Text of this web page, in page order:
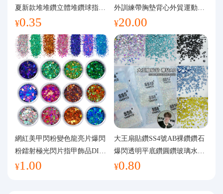
夏新款堆堆鑽立體堆鑽球指甲
裝飾品
¥0.35
外訓練帶胸墊背心外貿運動瑜
伽服女
¥20.00
網紅美甲閃粉變色龍亮片爆閃
粉鐳射極光閃片指甲飾品DIY
手工流麻
¥1.00
大王扇貼鑽SS4號AB裸鑽鑽石
爆閃透明平底鑽圓鑽玻璃水鑽
美甲鑽飾
¥0.80